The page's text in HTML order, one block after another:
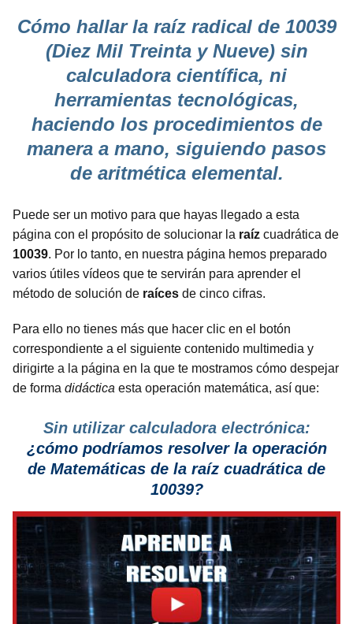
Cómo hallar la raíz radical de 10039
(Diez Mil Treinta y Nueve) sin
calculadora científica, ni
herramientas tecnológicas,
haciendo los procedimientos de
manera a mano, siguiendo pasos
de aritmética elemental.
Puede ser un motivo para que hayas llegado a esta
página con el propósito de solucionar la raíz cuadrática de
10039. Por lo tanto, en nuestra página hemos preparado
varios útiles vídeos que te servirán para aprender el
método de solución de raíces de cinco cifras.
Para ello no tienes más que hacer clic en el botón
correspondiente a el siguiente contenido multimedia y
dirigirte a la página en la que te mostramos cómo despejar
de forma didáctica esta operación matemática, así que:
Sin utilizar calculadora electrónica:
¿cómo podríamos resolver la operación
de Matemáticas de la raíz cuadrática de
10039?